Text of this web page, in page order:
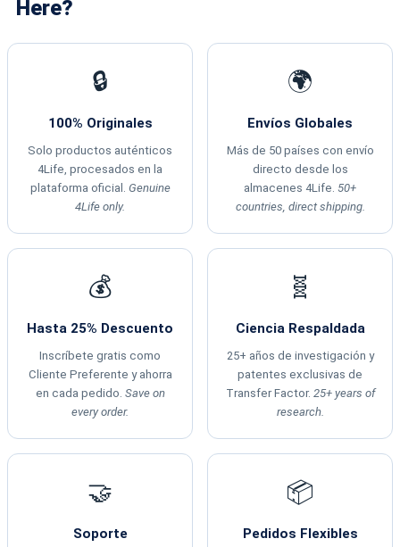
Here?
🔒
100% Originales
Solo productos auténticos
4Life, procesados en la
plataforma oficial. Genuine
4Life only.
🌍
Envíos Globales
Más de 50 países con envío
directo desde los
almacenes 4Life. 50+
countries, direct shipping.
💰
Hasta 25% Descuento
Inscríbete gratis como
Cliente Preferente y ahorra
en cada pedido. Save on
every order.
🧬
Ciencia Respaldada
25+ años de investigación y
patentes exclusivas de
Transfer Factor. 25+ years of
research.
🤝
Soporte
📦
Pedidos Flexibles